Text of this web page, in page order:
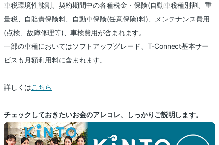
車税環境性能割、契約期間中の各種税金・保険(自動車税種別割、重
量税、自賠責保険料、自動車保険(任意保険)料)、メンテナンス費用
(点検、故障修理等)、車検費用が含まれます。
一部の車種においてはソフトアップグレード、T-Connect基本サー
ビスも月額利用料に含まれます。
詳しくはこちら
チェックしておきたいお金のアレコレ、しっかりご説明します。